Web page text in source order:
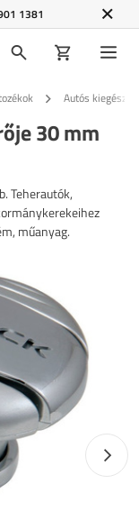
1381
Autós
30 mm
Teherautók,
műanyag.